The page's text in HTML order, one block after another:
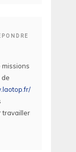
de
travailler